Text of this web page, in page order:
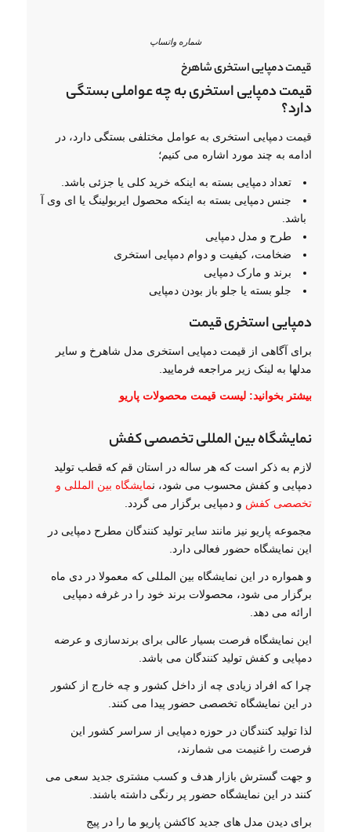
شماره واتساپ
قیمت دمپایی استخری شاهرخ
قیمت دمپایی استخری به چه عواملی بستگی
دارد؟
قیمت دمپایی استخری به عوامل مختلفی بستگی دارد، در
ادامه به چند مورد اشاره می کنیم؛
تعداد دمپایی بسته به اینکه خرید کلی یا جزئی باشد.
جنس دمپایی بسته به اینکه محصول ایربولینگ یا ای وی آ
باشد.
طرح و مدل دمپایی
ضخامت، کیفیت و دوام دمپایی استخری
برند و مارک دمپایی
جلو بسته یا جلو باز بودن دمپایی
دمپایی استخری قیمت
برای آگاهی از قیمت دمپایی استخری مدل شاهرخ و سایر
مدلها به لینک زیر مراجعه فرمایید.
بیشتر بخوانید: لیست قیمت محصولات پاریو
نمایشگاه بین المللی تخصصی کفش
لازم به ذکر است که هر ساله در استان قم که قطب تولید
دمپایی و کفش محسوب می شود، نمایشگاه بین المللی و
تخصصی کفش و دمپایی برگزار می گردد.
مجموعه پاریو نیز مانند سایر تولید کنندگان مطرح دمپایی در
این نمایشگاه حضور فعالی دارد.
و همواره در این نمایشگاه بین المللی که معمولا در دی ماه
برگزار می شود، محصولات برند خود را در غرفه دمپایی
ارائه می دهد.
این نمایشگاه فرصت بسیار عالی برای برندسازی و عرضه
دمپایی و کفش تولید کنندگان می باشد.
چرا که افراد زیادی چه از داخل کشور و چه خارج از کشور
در این نمایشگاه تخصصی حضور پیدا می کنند.
لذا تولید کنندگان در حوزه دمپایی از سراسر کشور این
فرصت را غنیمت می شمارند،
و جهت گسترش بازار هدف و کسب مشتری جدید سعی می
کنند در این نمایشگاه حضور پر رنگی داشته باشند.
برای دیدن مدل های جدید کاکشن پاریو ما را در پیج